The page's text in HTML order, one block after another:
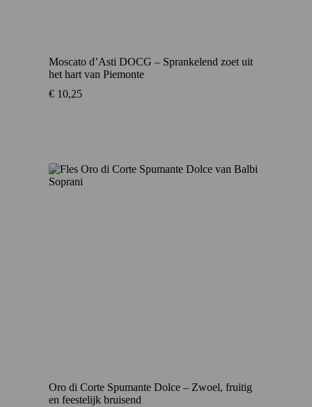
Moscato d’Asti DOCG – Sprankelend zoet uit
het hart van Piemonte
€ 10,25
Oro di Corte Spumante Dolce – Zwoel, fruitig
en feestelijk bruisend